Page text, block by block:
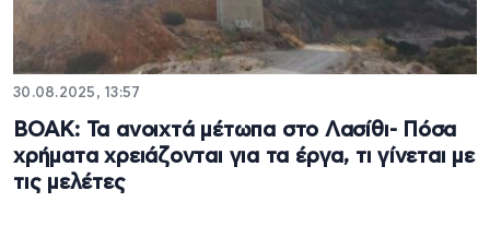
30.08.2025, 13:57
ΒΟΑΚ: Τα ανοιχτά μέτωπα στο Λασίθι- Πόσα
χρήματα χρειάζονται για τα έργα, τι γίνεται με
τις μελέτες